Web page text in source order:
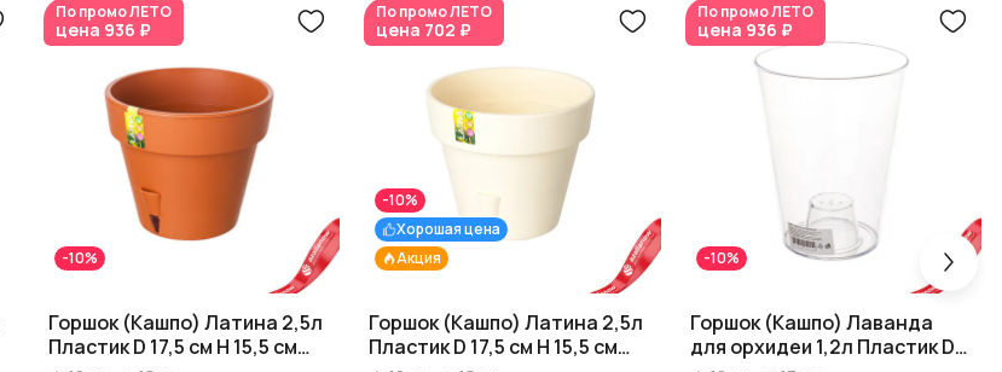
По промоЛЕТО
цена 936 ₽
-10%
Горшок (Кашпо) Латина 2,5л
Пластик D 17,5 см H 15,5 см
По промоЛЕТО
цена 702 ₽
Акция
Хорошая цена
-10%
Горшок (Кашпо) Латина 2,5л
Пластик D 17,5 см H 15,5 см
По промоЛЕТО
цена 936 ₽
-10%
Горшок (Кашпо) Лаванда
для орхидеи 1,2л Пластик D